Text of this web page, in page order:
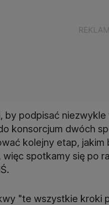
by podpisać
konsorcjum dwóch
kolejny etap,
spotkamy się po
"te wszystkie kroki